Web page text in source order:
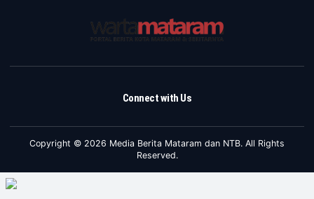
Connect with Us
Copyright © 2026 Media Berita Mataram dan NTB. All Rights
Reserved.